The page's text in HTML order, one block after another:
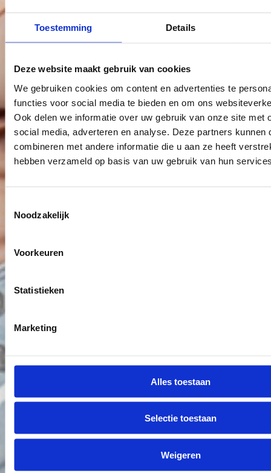
Toestemming Details
Deze website maakt gebruik van cookies
We gebruiken cookies om content en advertenties te
functies voor social media te bieden en om ons
Ook delen we informatie over uw gebruik van onze site met
social media, adverteren en analyse. Deze partners kunnen
combineren met andere informatie die u aan ze heeft
hebben verzameld op basis van uw gebruik van hun
Noodzakelijk
Voorkeuren
Statistieken
Marketing
Alles toestaan
Selectie toestaan
Weigeren